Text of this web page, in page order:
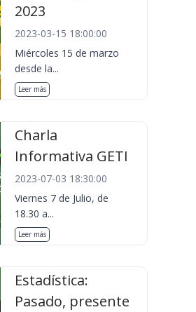
2023
2023-03-15 18:00:00
Miércoles 15 de marzo
desde la...
Leer más
Charla
Informativa GETI
2023-07-03 18:30:00
Viernes 7 de Julio, de
18.30 a...
Leer más
Estadística:
Pasado, presente